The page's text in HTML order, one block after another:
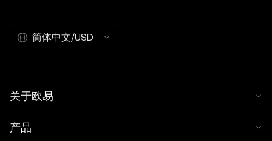
简体中文/USD
关于欧易
产品